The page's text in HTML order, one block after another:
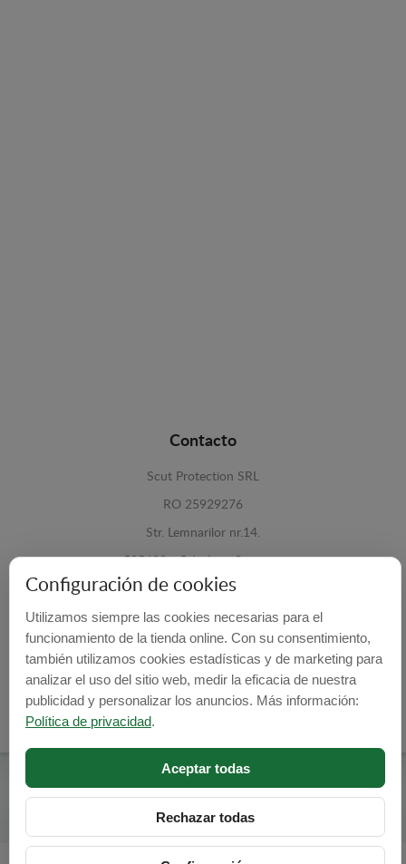
Contacto
Scut Protection SRL
RO 25929276
Str. Lemnarilor nr.14.
535600 - Odorheiu Secuiesc
Harghita, Romania
E-mail: info@cubrecarter.com
Site: www.cubrecarter.com
Cubre Carter -© 2026
Configuración de cookies
Utilizamos siempre las cookies necesarias para el
funcionamiento de la tienda online. Con su consentimiento,
también utilizamos cookies estadísticas y de marketing para
analizar el uso del sitio web, medir la eficacia de nuestra
publicidad y personalizar los anuncios. Más información:
Política de privacidad.
Aceptar todas
Rechazar todas